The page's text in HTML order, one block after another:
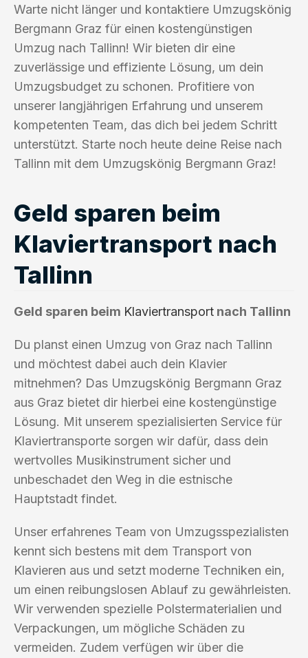
Warte nicht länger und kontaktiere Umzugskönig
Bergmann Graz für einen kostengünstigen
Umzug nach Tallinn! Wir bieten dir eine
zuverlässige und effiziente Lösung, um dein
Umzugsbudget zu schonen. Profitiere von
unserer langjährigen Erfahrung und unserem
kompetenten Team, das dich bei jedem Schritt
unterstützt. Starte noch heute deine Reise nach
Tallinn mit dem Umzugskönig Bergmann Graz!
Geld sparen beim
Klaviertransport nach
Tallinn
Geld sparen beim Klaviertransport nach Tallinn
Du planst einen Umzug von Graz nach Tallinn
und möchtest dabei auch dein Klavier
mitnehmen? Das Umzugskönig Bergmann Graz
aus Graz bietet dir hierbei eine kostengünstige
Lösung. Mit unserem spezialisierten Service für
Klaviertransporte sorgen wir dafür, dass dein
wertvolles Musikinstrument sicher und
unbeschadet den Weg in die estnische
Hauptstadt findet.
Unser erfahrenes Team von Umzugsspezialisten
kennt sich bestens mit dem Transport von
Klavieren aus und setzt moderne Techniken ein,
um einen reibungslosen Ablauf zu gewährleisten.
Wir verwenden spezielle Polstermaterialien und
Verpackungen, um mögliche Schäden zu
vermeiden. Zudem verfügen wir über die